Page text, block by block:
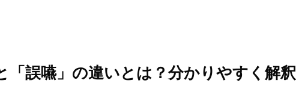
「誤嚥」の違いとは？分かりやすく解釈